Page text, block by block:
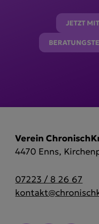
JETZT
Verein
4470 Enns,
07223 / 8 26 67